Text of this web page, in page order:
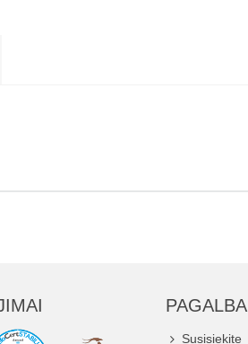
PAGALBA
Susisiekite